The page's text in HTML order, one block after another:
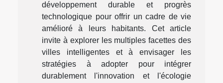
développement durable et progrès
technologique pour offrir un cadre de vie
amélioré à leurs habitants. Cet article
invite à explorer les multiples facettes des
villes intelligentes et à envisager les
stratégies à adopter pour intégrer
durablement l'innovation et l'écologie